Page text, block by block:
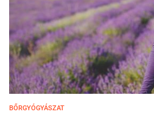
BŐRGYÓGYÁSZAT